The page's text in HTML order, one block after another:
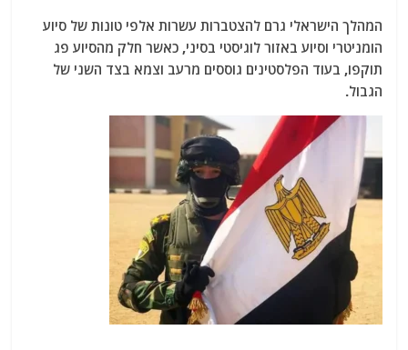
המהלך הישראלי גרם להצטברות עשרות אלפי טונות של סיוע
הומניטרי וסיוע באזור לוגיסטי בסיני, כאשר חלק מהסיוע פג
תוקפו, בעוד הפלסטינים גוססים מרעב וצמא בצד השני של
הגבול.